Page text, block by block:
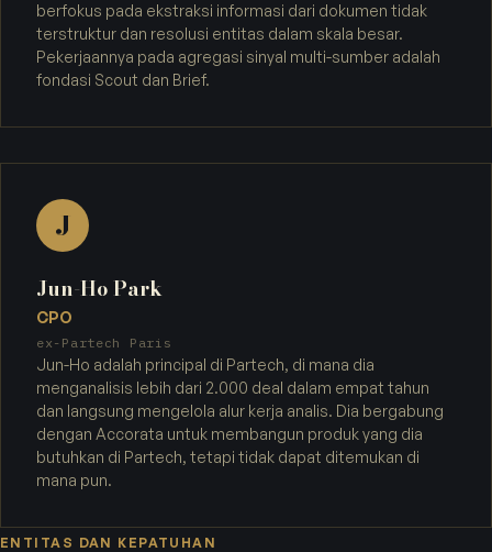
berfokus pada ekstraksi informasi dari dokumen tidak
terstruktur dan resolusi entitas dalam skala besar.
Pekerjaannya pada agregasi sinyal multi-sumber adalah
fondasi Scout dan Brief.
J
Jun-Ho Park
CPO
ex-Partech Paris
Jun-Ho adalah principal di Partech, di mana dia
menganalisis lebih dari 2.000 deal dalam empat tahun
dan langsung mengelola alur kerja analis. Dia bergabung
dengan Accorata untuk membangun produk yang dia
butuhkan di Partech, tetapi tidak dapat ditemukan di
mana pun.
ENTITAS DAN KEPATUHAN